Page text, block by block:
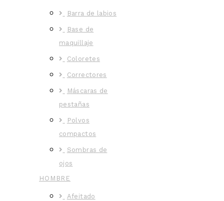
Barra de labios
Base de
maquillaje
Coloretes
Correctores
Máscaras de
pestañas
Polvos
compactos
Sombras de
ojos
HOMBRE
Afeitado